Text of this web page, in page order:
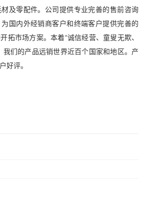
及零配件。公司提供专业完善的售前咨询
国内外经销商客户和终端客户提供完善的
拓市场方案。本着“诚信经营、童叟无欺、
我们的产品远销世界近百个国家和地区。产
好评。